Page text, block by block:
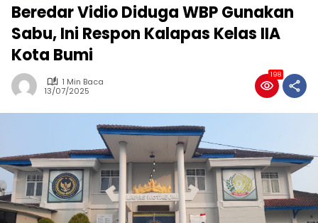
Beredar Vidio Diduga WBP Gunakan
Sabu, Ini Respon Kalapas Kelas IIA
Kota Bumi
1 Min Baca
13/07/2025
198